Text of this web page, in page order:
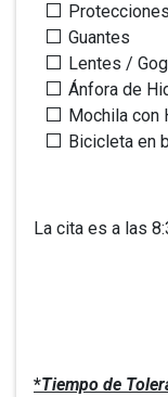
Protecciones
Guantes
Lentes /
Ánfora de
Mochila con
Bicicleta en
La cita es a las
*Tiempo de